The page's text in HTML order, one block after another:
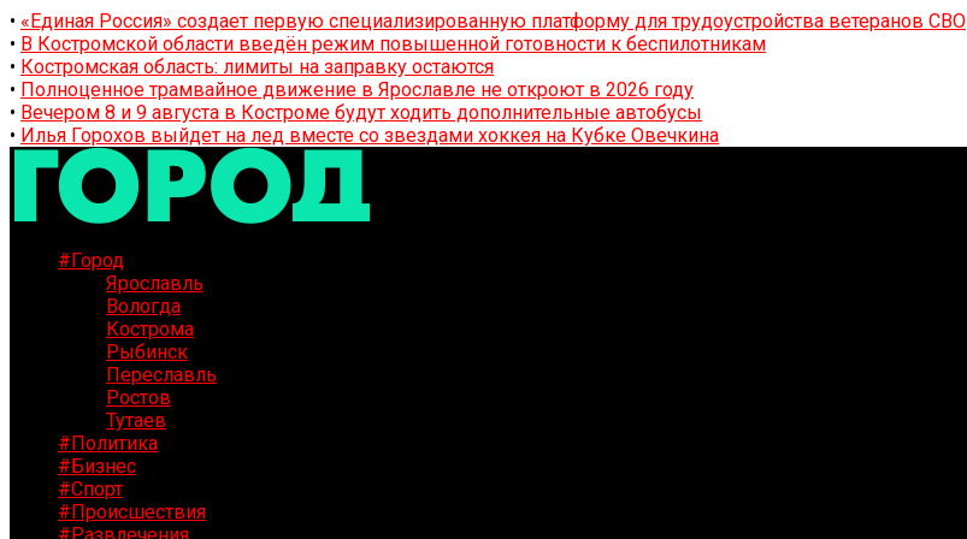
• «Единая Россия» создает первую специализированную платформу для трудоустройства ветеранов СВО
• В Костромской области введён режим повышенной готовности к беспилотникам
• Костромская область: лимиты на заправку остаются
• Полноценное трамвайное движение в Ярославле не откроют в 2026 году
• Вечером 8 и 9 августа в Костроме будут ходить дополнительные автобусы
• Илья Горохов выйдет на лед вместе со звездами хоккея на Кубке Овечкина
#Город
Ярославль
Вологда
Кострома
Рыбинск
Переславль
Ростов
Тутаев
#Политика
#Бизнес
#Спорт
#Происшествия